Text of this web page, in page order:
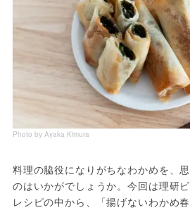
Photo by Ayaka Kimura
料理の脇役になりがちなわかめを、
のはいかがでしょうか。今回は理研
レシピの中から、「揚げないわかめ